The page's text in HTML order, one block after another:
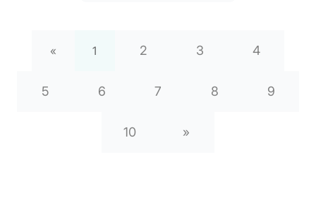
« 1 2 3 4
5 6 7 8 9
10 »